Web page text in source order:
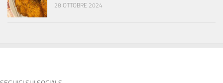
28 OTTOBRE 2024